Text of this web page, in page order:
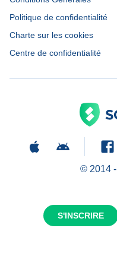
S'INSCRIRE
Politique de confidentialité
Charte sur les cookies
Centre de confidentialité
© 2014 -